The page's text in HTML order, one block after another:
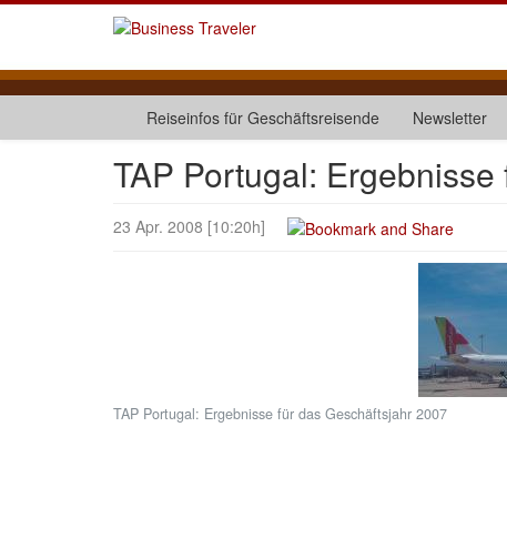
Reiseinfos für Geschäftsreisende Newsletter
TAP Portugal:
23 Apr. 2008 [10:20h]
TAP Portugal: Ergebnisse für das Geschäftsjahr 2007